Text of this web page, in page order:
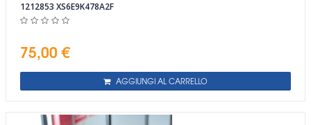
1212853 XS6E9K478A2F
75,00 €
AGGIUNGI AL CARRELLO